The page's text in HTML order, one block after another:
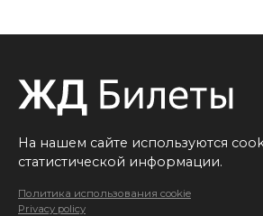
На нашем сайте используются
статистической информации.
Политика использования cookie
Privacy policy